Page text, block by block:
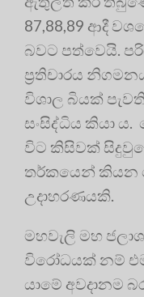
87,88,89 ආදී
බවට පත්වෙයි.
ප්‍රතිචාරය
විශාල බියක්
සංසිද්ධිය කියා
විට කිසිවක්
තර්කයෙන් කියන
උදාහරණයකි.
මහවැලි මහ
විරෝධයක් නම්
යාමේ අවදානම